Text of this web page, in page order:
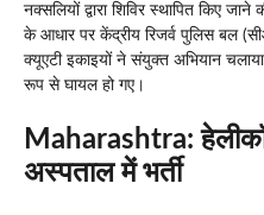
नक्सलियों द्वारा शिविर स्थापित किए
के आधार पर केंद्रीय रिजर्व पुलिस बल
क्यूएटी इकाइयों ने संयुक्त अभियान
रूप से घायल हो गए।
Maharashtra:
अस्पताल में भर्ती